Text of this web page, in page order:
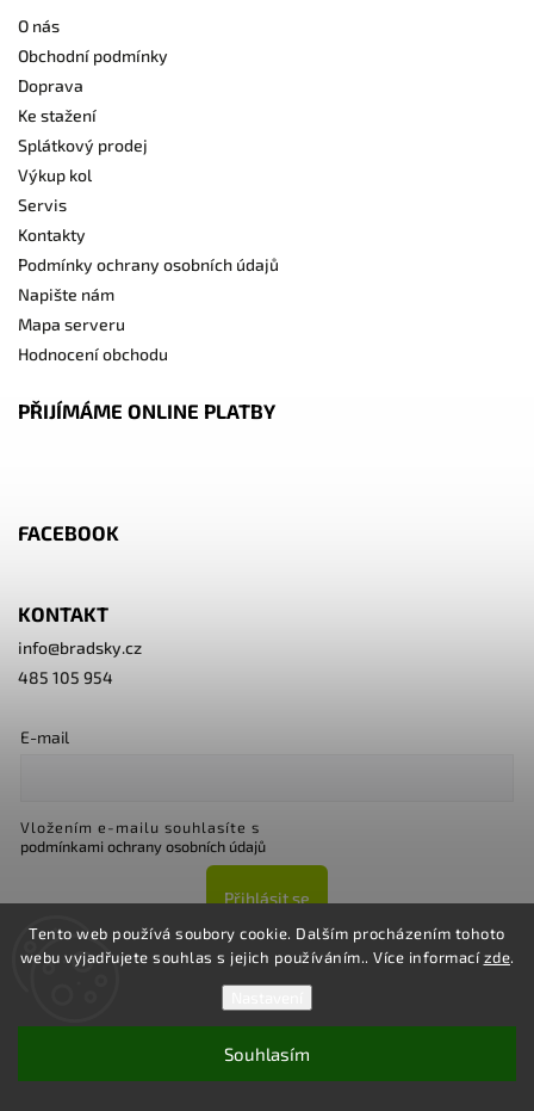
Tento web používá soubory cookie. Dalším procházením tohoto
webu vyjadřujete souhlas s jejich používáním.. Více informacízde.
Souhlasím
O nás
Obchodní podmínky
Doprava
Ke stažení
Splátkový prodej
Výkup kol
Servis
Kontakty
Podmínky ochrany osobních údajů
Napište nám
Mapa serveru
Hodnocení obchodu
PŘIJÍMÁME ONLINE PLATBY
FACEBOOK
KONTAKT
info@bradsky.cz
485 105 954
E-mail
Vložením e-mailu souhlasíte s
podmínkami ochrany osobních údajů
Přihlásit se